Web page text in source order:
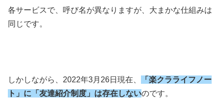
各サービスで、呼び名が異なりますが、大まかな仕組みは
同じです。
しかしながら、2022年3月26日現在、
「楽クラライフノー
ト」に「友達紹介制度」は存在しないのです。